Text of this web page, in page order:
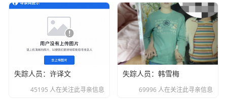
失踪人员：许译文
45195 人在关注此寻亲信息
失踪人员：韩雪梅
69996 人在关注此寻亲信息